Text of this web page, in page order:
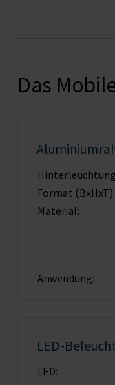
Das
Format (BxHxT):
Material:
Anwendung:
LED-
LED: